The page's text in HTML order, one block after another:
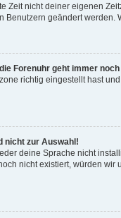
Zeit nicht deiner eigenen
Benutzern geändert
Forenuhr geht immer
richtig eingestellt hast
nicht zur Auswahl!
deine Sprache nicht
nicht existiert, würden